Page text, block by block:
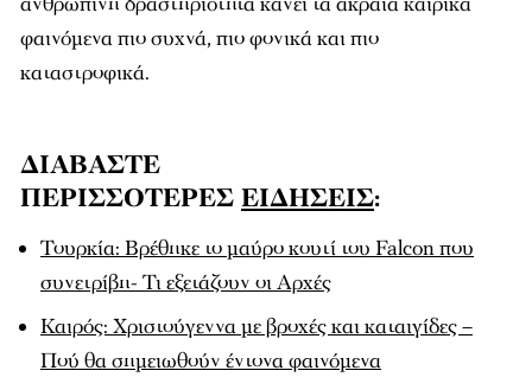
φαινόμενα πιο συχνά, πιο φονικά και πιο
καταστροφικά.
ΔΙΑΒΑΣΤΕ
ΠΕΡΙΣΣΟΤΕΡΕΣ ΕΙΔΗΣΕΙΣ:
Τουρκία: Βρέθηκε το μαύρο κουτί του Falcon που
συνετρίβη- Τι εξετάζουν οι Αρχές
Καιρός: Χριστούγεννα με βροχές και καταιγίδες –
Πού θα σημειωθούν έντονα φαινόμενα